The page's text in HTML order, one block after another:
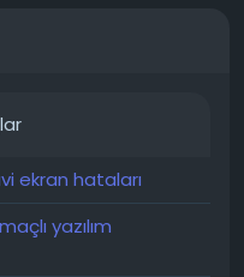
ekran hataları
yazılım